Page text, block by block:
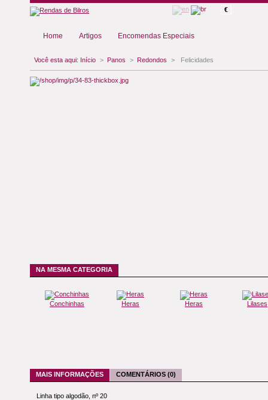
€
Home Artigos Encomendas Especiais
Você esta aqui: Início > Panos > Redondos > Felicidades
NA MESMA CATEGORIA
Conchinhas Heras Heras Lilases
MAIS INFORMAÇÕES COMENTÁRIOS (0)
Linha tipo algodão, nº 20